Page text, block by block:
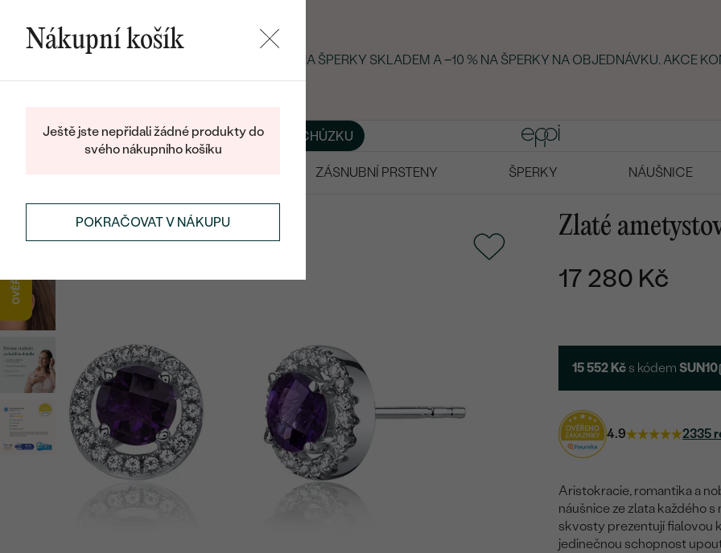
LETNÍ BLACK FRIDAY: −25 % NA ŠPERKY SKLADEM A −10 % NA ŠPERKY NA OBJEDNÁVKU. AKCE
BLOGŠPERKY NA MÍRU DOMLUVIT SI SCHŮZKU
ZÁSNUBNÍ PRSTENY ŠPERKY NÁUŠNICE
NÁUŠNICEZLATÉ NÁUŠNICE
Zlaté
17 280 Kč
15 552 Kč s kódemSUN10
4.9 2335
Aristokracie, romantika a
náušnice ze zlata každého
skvosty prezentují fialovou
jedinečnou schopnost
Nákupní košík
Ještě jste nepřidali žádné produkty do
svého nákupního košíku
POKRAČOVAT V NÁKUPU